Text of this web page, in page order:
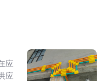
应
应